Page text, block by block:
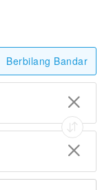
Berbilang Bandar